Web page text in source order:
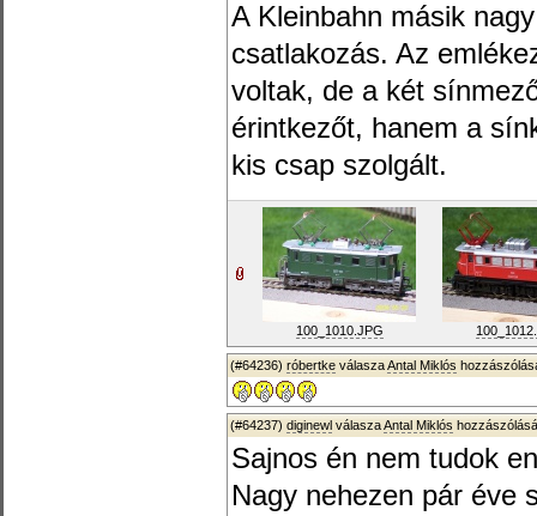
A Kleinbahn másik
csatlakozás. Az
voltak, de a két
érintkezőt, hanem a
kis csap szolgált.
100_1010.JPG
(#64236) róbertke válaszaAntal Miklós
(#64237) diginewl válaszaAntal Miklós
Sajnos én nem tudok
Nagy nehezen pár éve